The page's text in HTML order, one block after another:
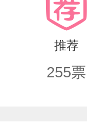
推荐
255票